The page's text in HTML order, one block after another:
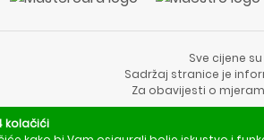
Sve cijene
Sadržaj stranice je
Za obavijesti o
kolačići